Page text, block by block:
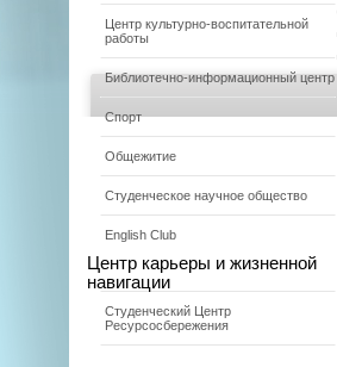
Центр культурно-воспитательной
работы
Библиотечно-информационный центр
Спорт
Общежитие
Студенческое научное общество
English Club
Центр карьеры и жизненной
навигации
Студенческий Центр
Ресурсосбережения